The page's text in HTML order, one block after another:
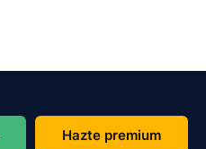
Hazte premium